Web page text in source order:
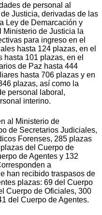
de personal al
Justicia, derivadas de las
Ley de Demarcación y
Ministerio de Justicia la
para ingreso en el
hasta 124 plazas, en el
hasta 101 plazas, en el
de Paz hasta 444
hasta 706 plazas y en
plazas, así como la
personal laboral,
interino.
al Ministerio de
de Secretarios Judiciales,
Forenses, 285 plazas
del Cuerpo de
de Agentes y 132
a
han recibido traspasos de
plazas: 69 del Cuerpo
Cuerpo de Oficiales, 300
del Cuerpo de Agentes.